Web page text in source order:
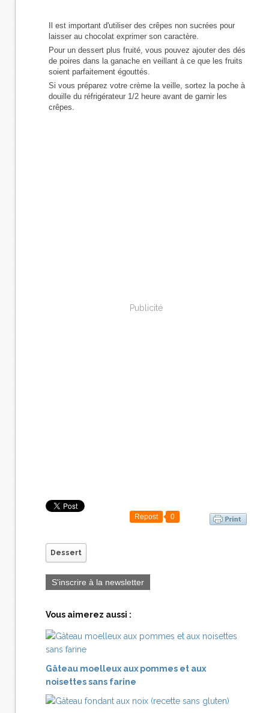
Il est important d'utiliser des crêpes non sucrées pour
laisser au chocolat exprimer son caractère.
Pour un dessert plus fruité, vous pouvez ajouter des dés
de poires dans la ganache en veillant à ce que les fruits
soient parfaitement égouttés.
Si vous préparez votre crème la veille, sortez la poche à
douille du réfrigérateur 1/2 heure avant de garnir les
crêpes.
Publicité
Repost 0
Dessert
S'inscrire à la newsletter
Vous aimerez aussi :
Gâteau moelleux aux pommes et aux
noisettes sans farine